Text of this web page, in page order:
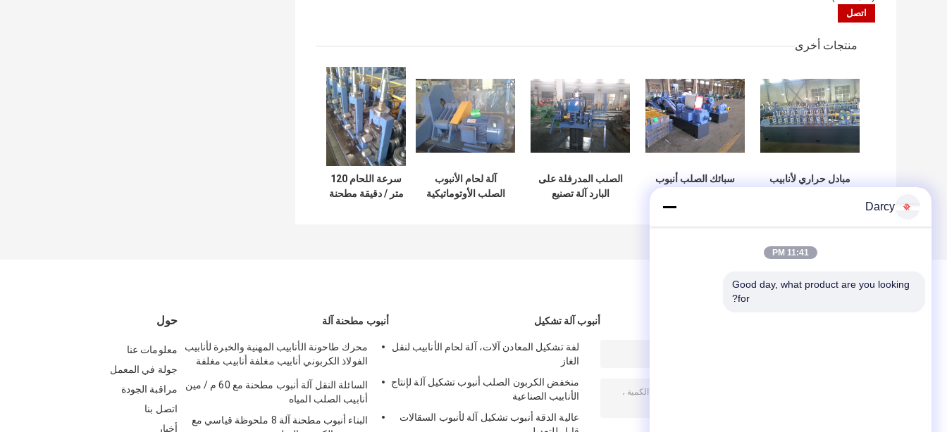
منتجات أخرى
مبادل حراري لأنابيب
سبائك الصلب أنبوب
القياسية SS صنع
الصلب المدرفلة على
البارد آلة تصنيع
آلة لحام الأنبوب
الصلب الأوتوماتيكية
سرعة اللحام 120
متر / دقيقة مطحنة
حول
معلومات عنا
جولة في المعمل
مراقبة الجودة
اتصل بنا
أخبار
أنبوب مطحنة آلة
محرك طاحونة الأنابيب المهنية والخبرة لأنابيب
الفولاذ الكربوني أنابيب مغلفة أنابيب مغلفة
السائلة النقل آلة أنبوب مطحنة مع 60 م / مين
أنابيب الصلب المياه
البناء أنبوب مطحنة آلة 8 ملحوظة قياسي مع
أنبوب آلة تشكيل
لفة تشكيل المعادن آلات، آلة لحام الأنابيب لنقل
الغاز
منخفض الكربون الصلب أنبوب تشكيل آلة لإنتاج
الأنابيب الصناعية
عالية الدقة أنبوب تشكيل آلة لأنبوب السقالات
Darcy
11:41 PM
Good day, what product are you looking
for?